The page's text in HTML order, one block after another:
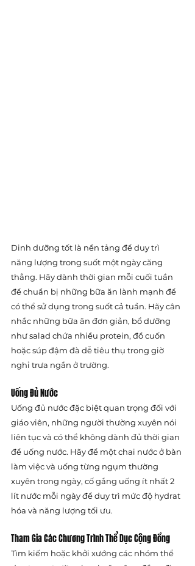
Dinh dưỡng tốt là nền tảng để duy trì
năng lượng trong suốt một ngày căng
thẳng. Hãy dành thời gian mỗi cuối tuần
để chuẩn bị những bữa ăn lành mạnh để
có thể sử dụng trong suốt cả tuần. Hãy cân
nhắc những bữa ăn đơn giản, bổ dưỡng
như salad chứa nhiều protein, đồ cuốn
hoặc súp đậm đà dễ tiêu thụ trong giờ
nghỉ trưa ngắn ở trường.
Uống Đủ Nước
Uống đủ nước đặc biệt quan trọng đối với
giáo viên, những người thường xuyên nói
liên tục và có thể không dành đủ thời gian
để uống nước. Hãy để một chai nước ở bàn
làm việc và uống từng ngụm thường
xuyên trong ngày, cố gắng uống ít nhất 2
lít nước mỗi ngày để duy trì mức độ hydrat
hóa và năng lượng tối ưu.
Tham Gia Các Chương Trình Thể Dục Cộng Đồng
Tìm kiếm hoặc khởi xướng các nhóm thể